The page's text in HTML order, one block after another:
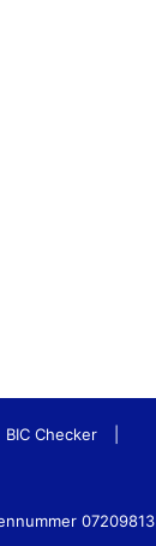
BIC Checker
07209813